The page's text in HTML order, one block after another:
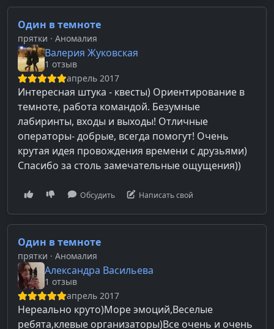
Один в темноте
прятки · Аномалия
Валерия Жуковская
1 отзыв
апрель 2017
Интересная штука - квесты) Ориентирование в
темноте, работа командой. Безумные
лабиринты, входы и выходы! Отличные
операторы- добрые, всегда помогут! Очень
крутая идея провождения времени с друзьями)
Спасибо за столь замечательные ощущения))
Обсудить Написать свой
Один в темноте
прятки · Аномалия
Александра Васильева
1 отзыв
апрель 2017
Нереально круто)Море эмоций,Веселые
ребята,клевые организаторы)Все очень и очень